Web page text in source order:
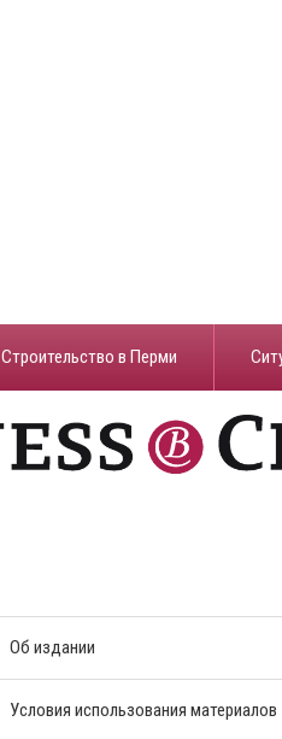
Строительство в Перми
Об издании
Условия использования материалов